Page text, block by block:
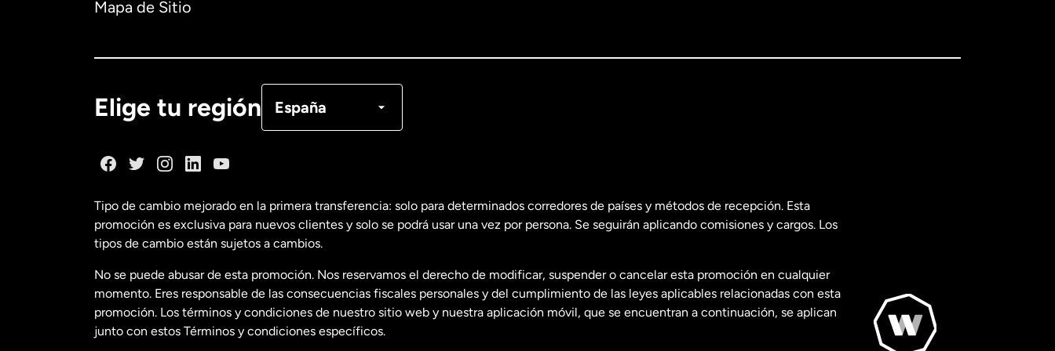
Mapa de Sitio
Elige tu región España
Estados Unidos English
Estados Unidos Español
Francia
Tipo de cambio mejorado en la primera transferencia: solo para determinados corredores de países y métodos de recepción. Esta
promoción es exclusiva para nuevos clientes y solo se podrá usar una vez por persona. Se seguirán aplicando comisiones y cargos. Los
tipos de cambio están sujetos a cambios.
No se puede abusar de esta promoción. Nos reservamos el derecho de modificar, suspender o cancelar esta promoción en cualquier
momento. Eres responsable de las consecuencias fiscales personales y del cumplimiento de las leyes aplicables relacionadas con esta
promoción. Los términos y condiciones de nuestro sitio web y nuestra aplicación móvil, que se encuentran a continuación, se aplican
junto con estos Términos y condiciones específicos.